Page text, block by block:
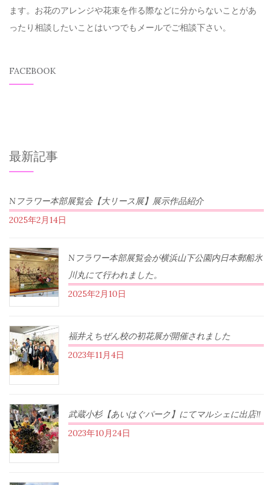
ます。お花のアレンジや花束を作る際などに分からないことがあ
ったり相談したいことはいつでもメールでご相談下さい。
FACEBOOK
最新記事
Nフラワー本部展覧会【大リース展】展示作品紹介
2025年2月14日
Nフラワー本部展覧会が横浜山下公園内日本郵船氷
川丸にて行われました。
2025年2月10日
福井えちぜん校の初花展が開催されました
2023年11月4日
武蔵小杉【あいはぐパーク】にてマルシェに出店‼︎
2023年10月24日